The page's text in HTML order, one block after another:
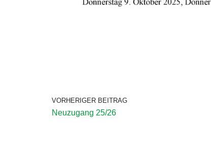
VORHERIGER BEITRAG
Neuzugang 25/26